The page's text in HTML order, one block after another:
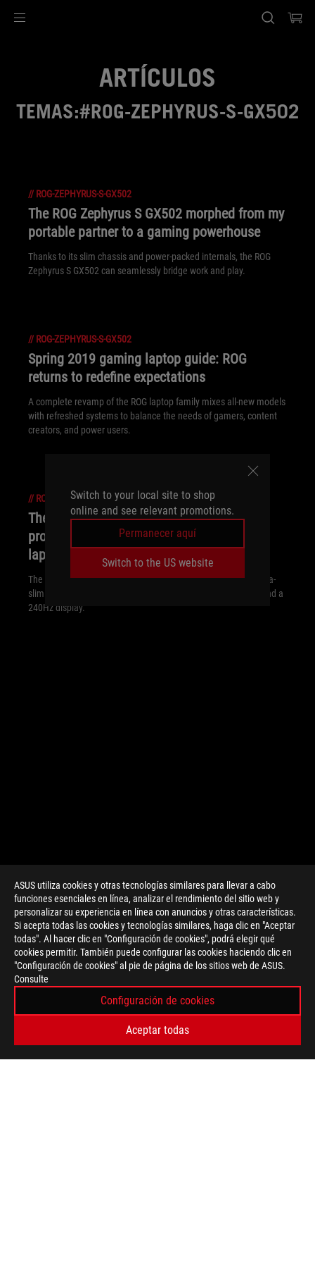
ASUS utiliza cookies y otras tecnologías similares para llevar a cabo
funciones esenciales en línea, analizar el rendimiento del sitio web y
personalizar su experiencia en línea con anuncios y otras características.
Si acepta todas las cookies y tecnologías similares, haga clic en "Aceptar
todas". Al hacer clic en "Configuración de cookies", podrá elegir qué
cookies permitir. También puede configurar las cookies haciendo clic en
"Configuración de cookies" al pie de página de los sitios web de ASUS.
Consulte
Configuración de cookies
Aceptar todas
Switch to your local site to shop
online and see relevant promotions.
Permanecer aquí
Switch to the US website
ARTÍCULOS
TEMAS:#ROG-ZEPHYRUS-S-GX502
// ROG-ZEPHYRUS-S-GX502
The ROG Zephyrus S GX502 morphed from my
portable partner to a gaming powerhouse
Thanks to its slim chassis and power-packed internals, the ROG
Zephyrus S GX502 can seamlessly bridge work and play.
// ROG-ZEPHYRUS-S-GX502
Spring 2019 gaming laptop guide: ROG
returns to redefine expectations
A complete revamp of the ROG laptop family mixes all-new models
with refreshed systems to balance the needs of gamers, content
creators, and power users.
// ROG-ZEPHYRUS-S-GX502
The ROG Zephyrus S GX502 brings
professional ambition to ultra-slim gaming
laptops
The ROG Zephyrus S GX502 breaks the boundaries of what ultra-
slim gaming laptops can do thanks to cutting-edge internals and a
240Hz display.
> GAMING ROG ZEPHYRUS S GX502
OBTÉN LAS ÚLTIMAS OFERTAS Y MÁS